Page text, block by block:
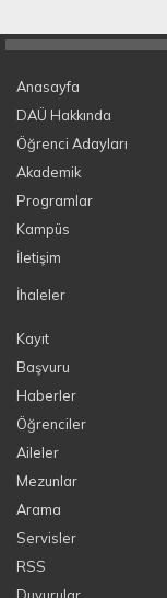
Anasayfa
DAÜ Hakkında
Öğrenci Adayları
Akademik
Programlar
Kampüs
İletişim
İhaleler
Kayıt
Başvuru
Haberler
Öğrenciler
Aileler
Mezunlar
Arama
Servisler
RSS